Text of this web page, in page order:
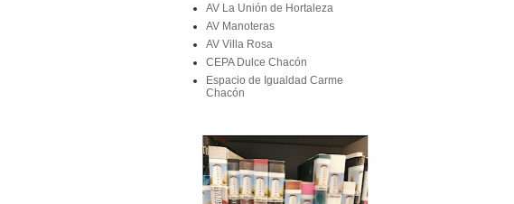
AV La Unión de Hortaleza
AV Manoteras
AV Villa Rosa
CEPA Dulce Chacón
Espacio de Igualdad Carme
Chacón